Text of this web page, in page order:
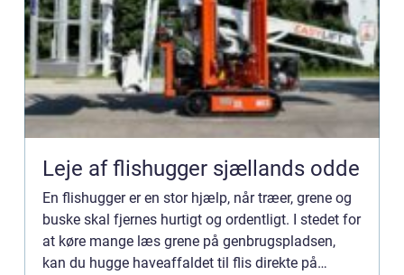
Leje af flishugger sjællands odde
En flishugger er en stor hjælp, når træer, grene og
buske skal fjernes hurtigt og ordentligt. I stedet for
at køre mange læs grene på genbrugspladsen,
kan du hugge haveaffaldet til flis direkte på